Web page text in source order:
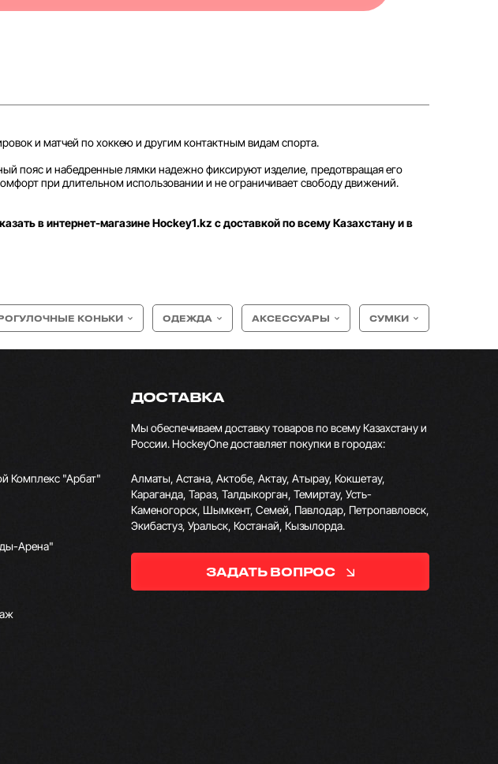
и матчей по хоккею и другим контактным видам спорта.
пояс и набедренные лямки надежно фиксируют изделие, предотвращая его
при длительном использовании и не ограничивает свободу движений.
в интернет-магазине Hockey1.kz с доставкой по всему Казахстану и в
КОНЬКИ ОДЕЖДА АКСЕССУАРЫ СУМКИ
Комплекс "Арбат"
Арена"
ДОСТАВКА
Мы обеспечиваем доставку товаров по всему Казахстану и
России. HockeyOne доставляет покупки в городах:
Алматы, Астана, Актобе, Актау, Атырау, Кокшетау,
Караганда, Тараз, Талдыкорган, Темиртау, Усть-
Каменогорск, Шымкент, Семей, Павлодар, Петропавловск,
Экибастуз, Уральск, Костанай, Кызылорда.
ЗАДАТЬ ВОПРОС